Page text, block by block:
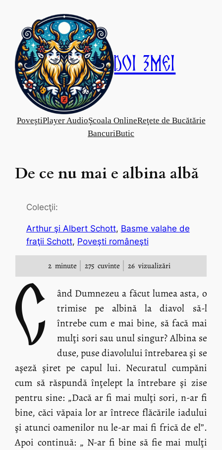
content
Doi Zmei
PoveştiPlayer AudioŞcoala OnlineReţete de Bucătărie
BancuriButic
De ce nu mai e albina albă
Colecţii:
Arthur şi Albert Schott, Basme valahe de
fraţii Schott, Poveşti româneşti
2 minute 275 cuvinte 26 vizualizări
C
ând Dumnezeu a făcut lumea asta, o
trimise pe albină la diavol să-l
întrebe cum e mai bine, să facă mai
mulţi sori sau unul singur? Albina se
duse, puse diavolului întrebarea şi se
aşeză şiret pe capul lui. Necuratul cumpăni
cum să răspundă înţelept la întrebare şi zise
pentru sine: „Dacă ar fi mai mulţi sori, n-ar fi
bine, căci văpaia lor ar întrece flăcările iadului
şi atunci oamenilor nu le-ar mai fi frică de el”.
Apoi continuă: „ N-ar fi bine să fie mai mulţi